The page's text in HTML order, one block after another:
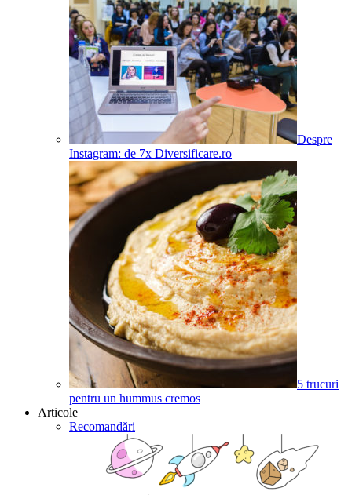
Despre
Instagram: de 7x Diversificare.ro
5 trucuri
pentru un hummus cremos
Articole
Recomandări